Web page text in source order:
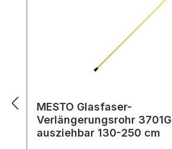
MESTO Glasfaser-
Verlängerungsrohr 3701G
ausziehbar 130-250 cm